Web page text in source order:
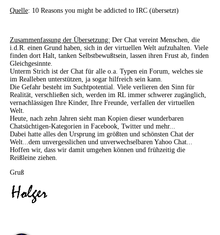
Quelle: 10 Reasons you might be addicted to IRC (übersetzt)
Zusammenfassung der Übersetzung: Der Chat vereint Menschen, die
i.d.R. einen Grund haben, sich in der virtuellen Welt aufzuhalten. Viele
finden dort Halt, tanken Selbstbewußtsein, lassen ihren Frust ab, finden
Gleichgesinnte.
Unterm Strich ist der Chat für alle o.a. Typen ein Forum, welches sie
im Realleben unterstützen, ja sogar hilfreich sein kann.
Die Gefahr besteht im Suchtpotential. Viele verlieren den Sinn für
Realität, verschließen sich, werden im RL immer schwerer zugänglich,
vernachlässigen Ihre Kinder, Ihre Freunde, verfallen der virtuellen
Welt.
Heute, nach zehn Jahren sieht man Kopien dieser wunderbaren
Chatsüchtigen-Kategorien in Facebook, Twitter und mehr...
Dabei hatte alles den Ursprung im größten und schönsten Chat der
Welt...dem unvergesslichen und unverwechselbaren Yahoo Chat...
Hoffen wir, dass wir damit umgehen können und frühzeitig die
Reißleine ziehen.
Gruß